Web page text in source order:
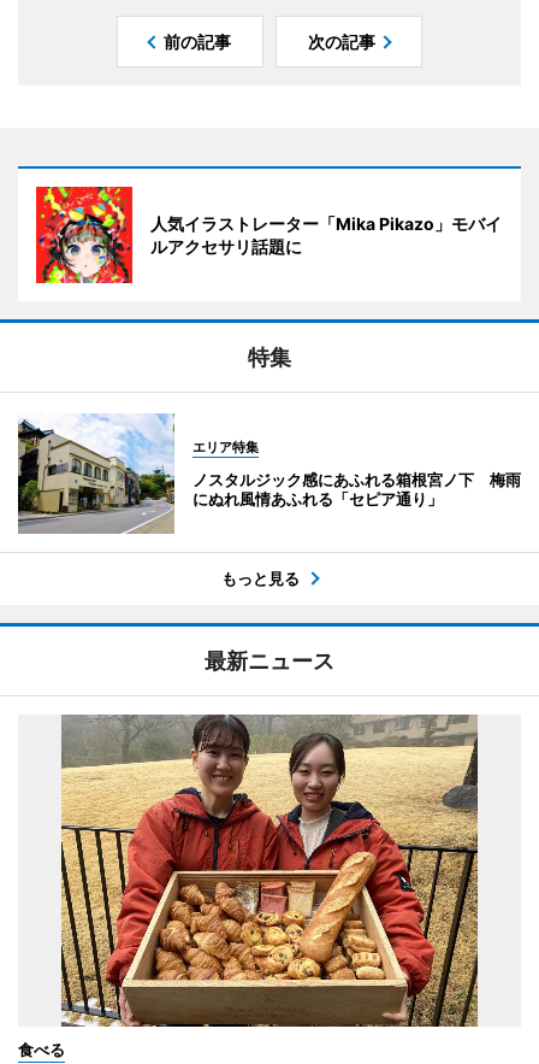
前の記事 次の記事
人気イラストレーター「Mika Pikazo」モバイ
ルアクセサリ話題に
特集
エリア特集
ノスタルジック感にあふれる箱根宮ノ下 梅雨
にぬれ風情あふれる「セピア通り」
もっと見る
最新ニュース
食べる